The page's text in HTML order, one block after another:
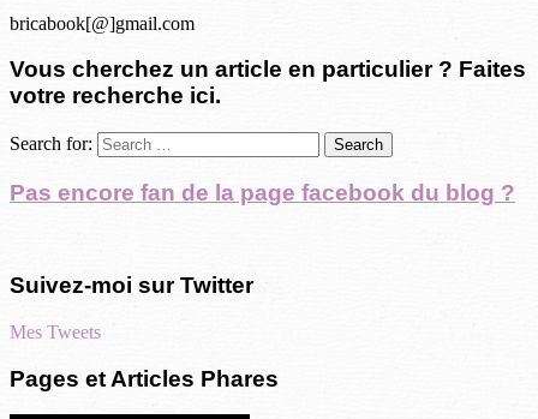
bricabook[@]gmail.com
Vous cherchez un article en particulier ? Faites
votre recherche ici.
Search for:
Pas encore fan de la page facebook du blog ?
Suivez-moi sur Twitter
Mes Tweets
Pages et Articles Phares